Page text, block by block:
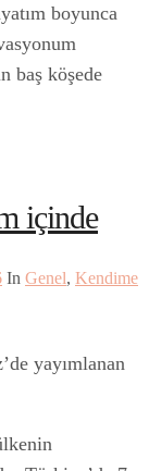
boyunca
baş köşede
içinde
In Genel, Kendime
yayımlanan